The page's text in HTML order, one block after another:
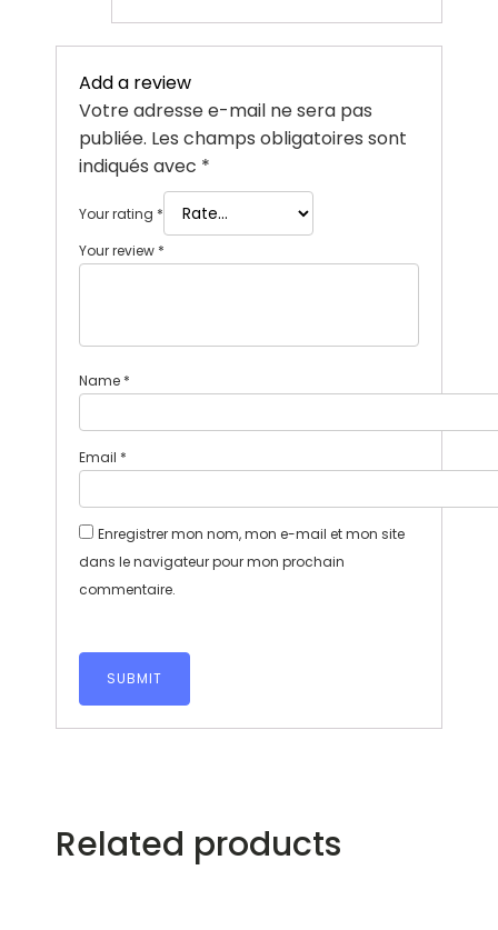
Add a review
Votre adresse e-mail ne sera pas
publiée. Les champs obligatoires sont
indiqués avec *
Your rating *
Your review *
Name *
Email *
Enregistrer mon nom, mon e-mail et mon site
dans le navigateur pour mon prochain
commentaire.
Related products